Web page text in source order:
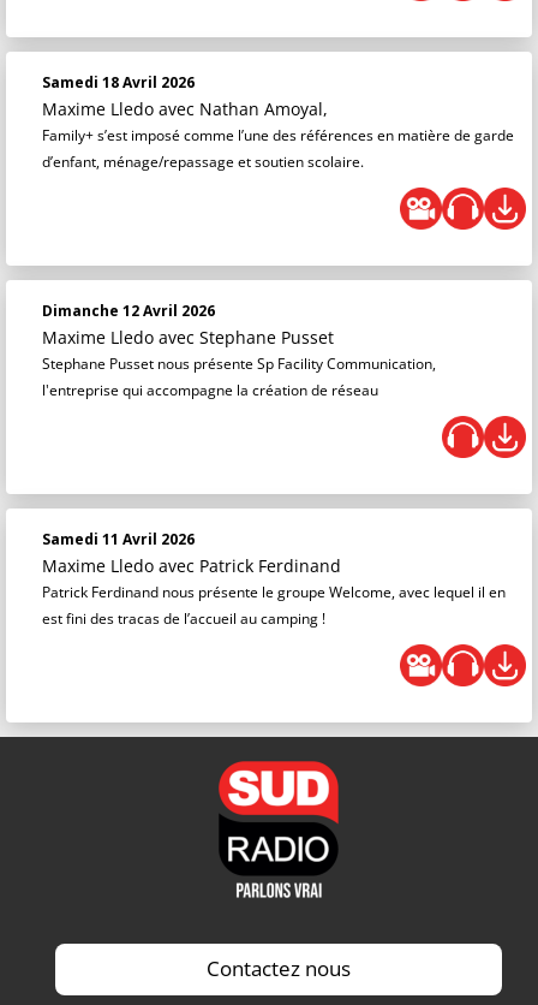
Samedi 18 Avril 2026
Maxime Lledo avec Nathan Amoyal,
Family+ s’est imposé comme l’une des références en matière de garde
d’enfant, ménage/repassage et soutien scolaire.
Dimanche 12 Avril 2026
Maxime Lledo avec Stephane Pusset
Stephane Pusset nous présente Sp Facility Communication,
l'entreprise qui accompagne la création de réseau
Samedi 11 Avril 2026
Maxime Lledo avec Patrick Ferdinand
Patrick Ferdinand nous présente le groupe Welcome, avec lequel il en
est fini des tracas de l’accueil au camping !
Contactez nous